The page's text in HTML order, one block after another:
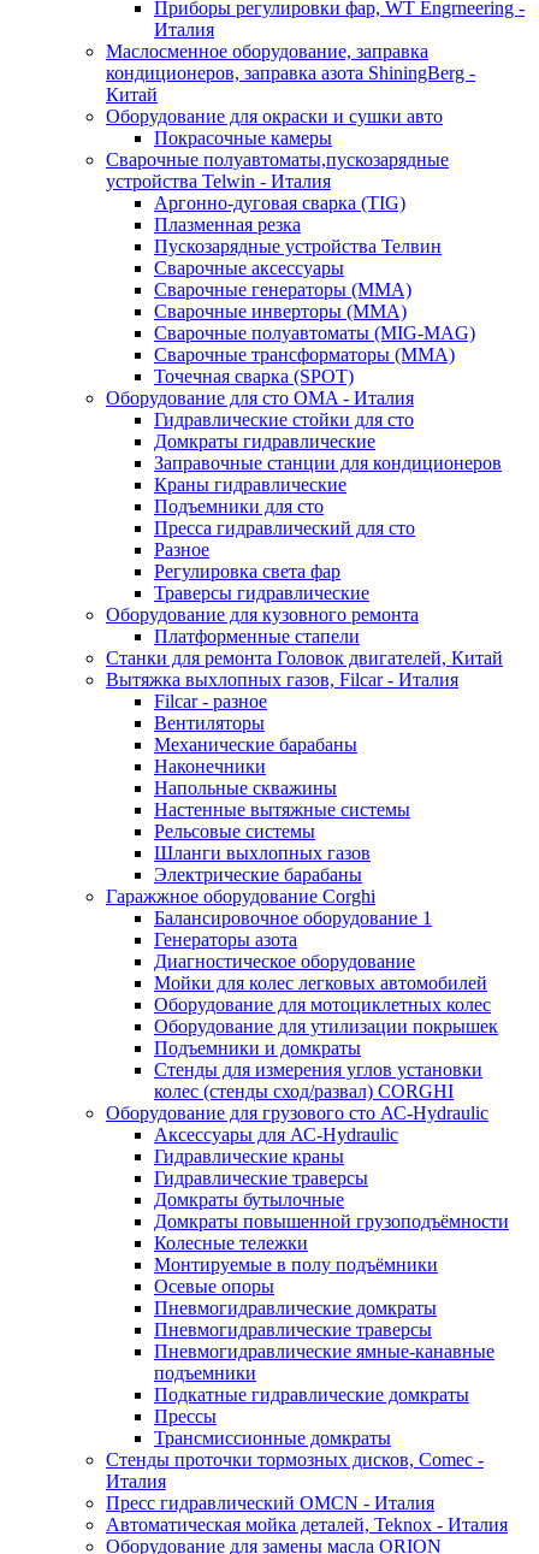
Приборы регулировки фар, WT Engrneering -
Италия
Маслосменное оборудование, заправка
кондиционеров, заправка азота ShiningBerg -
Китай
Оборудование для окраски и сушки авто
Покрасочные камеры
Сварочные полуавтоматы,пускозарядные
устройства Telwin - Италия
Аргонно-дуговая сварка (TIG)
Плазменная резка
Пускозарядные устройства Телвин
Сварочные аксессуары
Сварочные генераторы (MMA)
Сварочные инверторы (MMA)
Сварочные полуавтоматы (MIG-MAG)
Сварочные трансформаторы (MMA)
Точечная сварка (SPOT)
Оборудование для сто OMA - Италия
Гидравлические стойки для сто
Домкраты гидравлические
Заправочные станции для кондиционеров
Краны гидравлические
Подъемники для сто
Пресса гидравлический для сто
Разное
Регулировка света фар
Траверсы гидравлические
Оборудование для кузовного ремонта
Платформенные стапели
Станки для ремонта Головок двигателей, Китай
Вытяжка выхлопных газов, Filcar - Италия
Filcar - разное
Вентиляторы
Механические барабаны
Наконечники
Напольные скважины
Настенные вытяжные системы
Рельсовые системы
Шланги выхлопных газов
Электрические барабаны
Гаражжное оборудование Corghi
Балансировочное оборудование 1
Генераторы азота
Диагностическое оборудование
Мойки для колес легковых автомобилей
Оборудование для мотоциклетных колес
Оборудование для утилизации покрышек
Подъемники и домкраты
Стенды для измерения углов установки
колес (стенды сход/развал) CORGHI
Оборудование для грузового сто АС-Hydraulic
Аксессуары для АС-Hydraulic
Гидравлические краны
Гидравлические траверсы
Домкраты бутылочные
Домкраты повышенной грузоподъёмности
Колесные тележки
Монтируемые в полу подъёмники
Осевые опоры
Пневмогидравлические домкраты
Пневмогидравлические траверсы
Пневмогидравлические ямные-канавные
подъемники
Подкатные гидравлические домкраты
Прессы
Трансмиссионные домкраты
Стенды проточки тормозных дисков, Comec -
Италия
Пресс гидравлический OMCN - Италия
Автоматическая мойка деталей, Teknox - Италия
Оборудование для замены масла ORION